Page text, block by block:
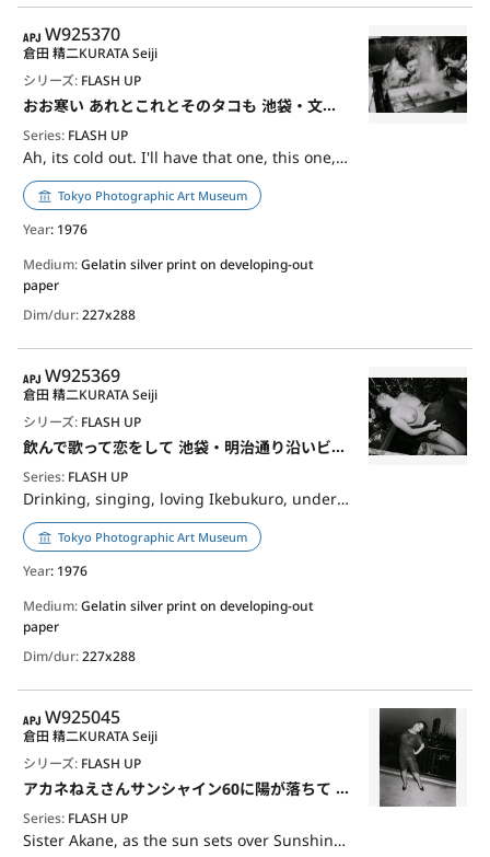
APJ
W925370
おお寒い あれとこれとそのタコも 池袋・文芸座通り
シリーズ: FLASH UP
Ah, its cold out. I'll have that one, this one, and the octopus Ikebukuro, Bungeiza Street
Series: FLASH UP
倉田 精二KURATA Seiji
Tokyo Photographic Art Museum
Year: 1976
Medium:Gelatin silver print on developing-out
paper
Dim/dur:227x288
APJ
W925369
飲んで歌って恋をして 池袋・明治通り沿いビル地下
シリーズ: FLASH UP
Drinking, singing, loving Ikebukuro, undergorund of Meiji Street building
Series: FLASH UP
倉田 精二KURATA Seiji
Tokyo Photographic Art Museum
Year: 1976
Medium:Gelatin silver print on developing-out
paper
Dim/dur:227x288
APJ
W925045
アカネねえさんサンシャイン60に陽が落ちて 池袋・本町
シリーズ: FLASH UP
Sister Akane, as the sun sets over Sunshine 60 Ikebukuro, Honcho
Series: FLASH UP
倉田 精二KURATA Seiji